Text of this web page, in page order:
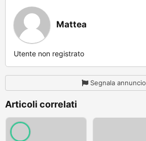
Mattea
Utente non registrato
Segnala annuncio
Articoli correlati